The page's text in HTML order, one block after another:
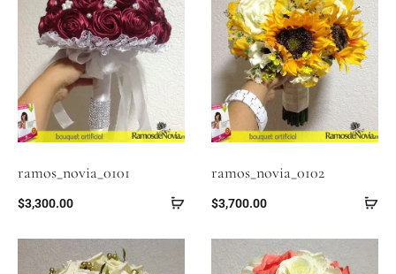
ramos_novia_0101
$3,300.00
ramos_novia_0102
$3,700.00